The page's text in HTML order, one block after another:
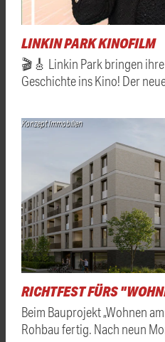
LINKIN PARK KINOFILM
🎬🎸 Linkin Park bringen
Geschichte ins Kino! Der
Konzept Immobilien
RICHTFEST FÜRS
Beim Bauprojekt „Wohnen
Rohbau fertig. Nach neun